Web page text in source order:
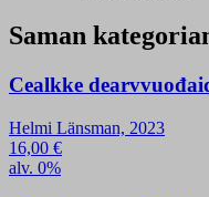
Saman
Cealkke
Helmi Länsman, 2023
16,00 €
alv. 0%